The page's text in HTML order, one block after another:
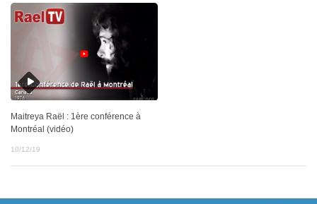
Maitreya Raël : 1ère conférence à
Montréal (vidéo)
10/12/19